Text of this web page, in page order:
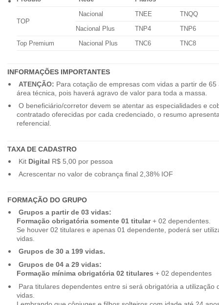
TOP
Nacional TNEE
TNQQ
Nacional Plus
TNP4
TNP6
Top Premium
Nacional Plus TNC6 TNC8
INFORMAÇÕES IMPORTANTES
ATENÇÃO: Para cotação de empresas com vidas a partir de
área técnica, pois haverá agravo de valor para toda a massa.
O beneficiário/corretor devem se atentar as especialidades e
contratado oferecidas por cada credenciado, o resumo
referencial.
TAXA DE CADASTRO
Kit Digital R$ 5,00 por pessoa
Acrescentar no valor de cobrança final 2,38% IOF
FORMAÇÃO DO GRUPO
Grupos a partir de 03 vidas:
Formação obrigatória somente 01 titular+ 02 dependentes.
Se houver 02 titulares e apenas 01 dependente, poderá ser
vidas.
Grupos de 30 a 199 vidas.
Grupos de 04 a 29 vidas:
Formação mínima obrigatória 02 titulares + 02 dependentes
Para titulares dependentes entre si será obrigatória a utilização
vidas.